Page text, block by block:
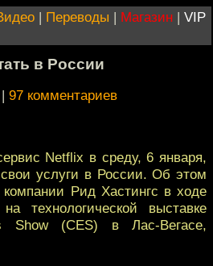
| Переводы | Магазин | VIP
в России
| 97 комментариев
Netflix в среду, 6 января,
свои услуги в России. Об этом
Рид Хастингс в ходе
технологической выставке
Show (CES) в Лас-Вегасе,